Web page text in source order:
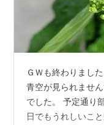
ＧＷも終わりまし
青空が見られませ
でした。 予定通り
日でもうれしいこ